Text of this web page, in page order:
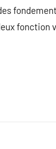
fonction